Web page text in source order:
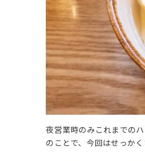
夜営業時のみこれまでの
のことで、今回はせっか